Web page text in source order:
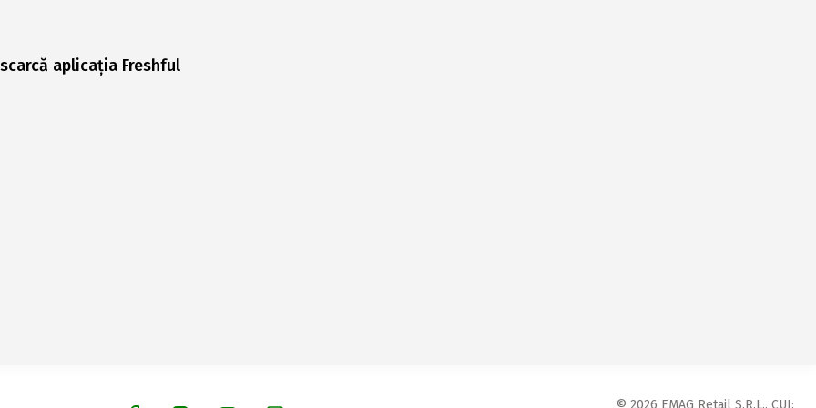
aplicația Freshful